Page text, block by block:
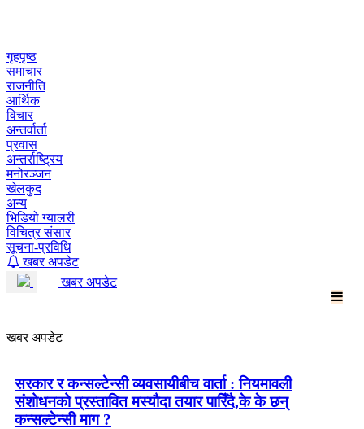
गृहपृष्ठ
समाचार
राजनीति
आर्थिक
विचार
अन्तर्वार्ता
प्रवास
अन्तर्राष्ट्रिय
मनोरञ्जन
खेलकुद
अन्य
भिडियो ग्यालरी
विचित्र संसार
सूचना-प्रविधि
खबर अपडेट
खबर अपडेट
खबर अपडेट
सरकार र कन्सल्टेन्सी व्यवसायीबीच वार्ता : नियमावली
संशोधनको प्रस्तावित मस्यौदा तयार पारिँदै,के के छन्
कन्सल्टेन्सी माग ?